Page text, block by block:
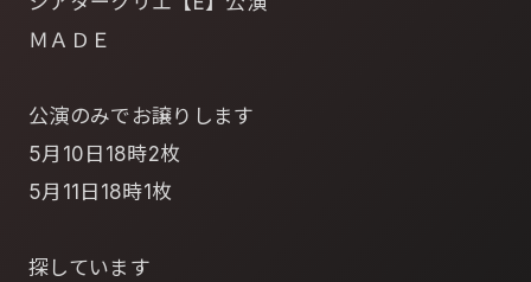
ＭＡＤＥ
公演のみでお譲りします
5月10日18時2枚
5月11日18時1枚
探しています